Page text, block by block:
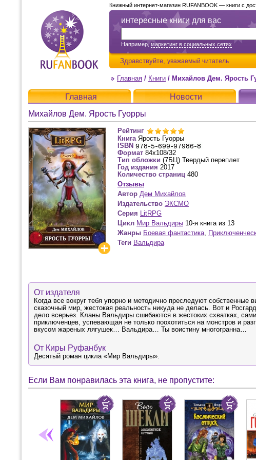
интересные книги для вас
Например,маркетинг в социальных сетях
Здравствуйте, уважаемый читатель
Книжный интернет-магазин RUFANBOOK — книги с
Главная / Книги / Михайлов Дем. Ярость
Главная Новости
Михайлов Дем. Ярость Гуорры
Рейтинг
Книга Ярость Гуорры
ISBN
Формат 84x108/32
Тип обложки (7БЦ) Твердый переплет
Год издания 2017
Количество страниц 480
Отзывы
Автор Дем Михайлов
Издательство ЭКСМО
Серия LitRPG
Цикл Мир Вальдиры 10-я книга из 13
Жанры Боевая фантастика,
Теги Вальдира
От издателя
Когда все вокруг тебя упорно и методично преследуют
сказочный мир, жестокая реальность никуда не делась. Вот и
дело всерьез. Кланы Вальдиры сшибаются в жестоких схватках,
приключенцев, успевающая не только поохотиться на монстров и
вкусом жареных лягушек… Вальдира… Ты воистину многогранна…
От Киры Руфанбук
Десятый роман цикла «Мир Вальдиры».
Если Вам понравилась эта книга, не пропустите: